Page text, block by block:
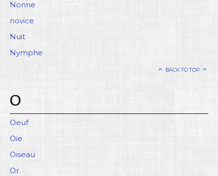
Nonne
novice
Nuit
Nymphe
BACK TO TOP
O
Oeuf
Oie
Oiseau
Or